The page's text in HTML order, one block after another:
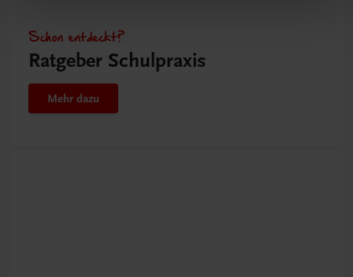
Schon entdeckt?
Ratgeber Schulpraxis
Mehr dazu